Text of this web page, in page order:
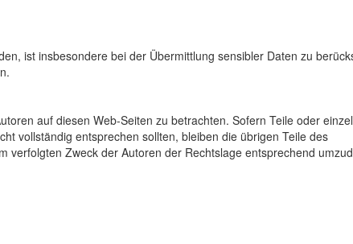
ist insbesondere bei der Übermittlung sensibler Daten zu
auf diesen Web-Seiten zu betrachten. Sofern Teile oder
vollständig entsprechen sollten, bleiben die übrigen Teile des
Zweck der Autoren der Rechtslage entsprechend